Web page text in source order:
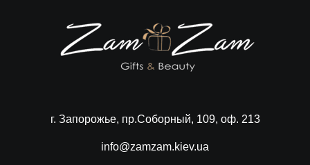
г. Запорожье, пр.Соборный, 109, оф. 213
info@zamzam.kiev.ua